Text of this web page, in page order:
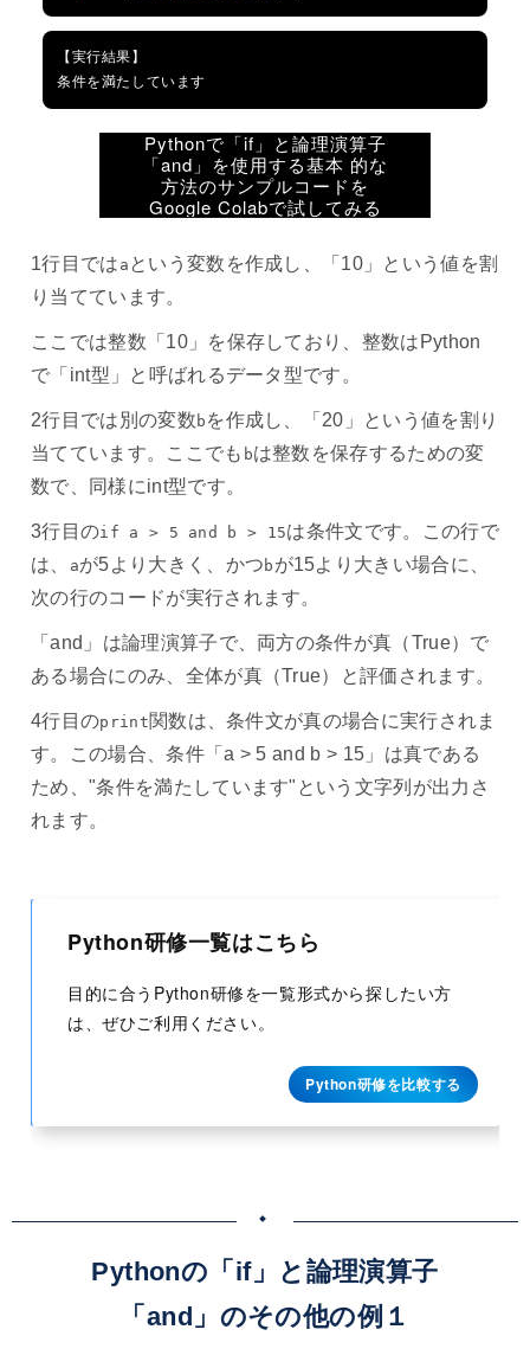
【実行結果】
条件を満たしています
Pythonで「if」と論理演算子
「and」を使用する基本 的な
方法のサンプルコードを
Google Colabで試してみる
1行目では a という変数を作成し、「10」という値を割
り当てています。
ここでは整数「10」を保存しており、整数はPython
で「int型」と呼ばれるデータ型です。
2行目では別の変数 b を作成し、「20」という値を割り
当てています。ここでも bは整数を保存するための変
数で、同様にint型です。
3行目のif a > 5 and b > 15は条件文です。この行で
は、
aが5より大きく、かつ b が15より大きい場合に、
次の行のコードが実行されます。
「and」は論理演算子で、両方の条件が真（True）で
ある場合にのみ、全体が真（True）と評価されます。
4行目のprint関数は、条件文が真の場合に実行されま
す。この場合、条件「a > 5 and b > 15」は真である
ため、"条件を満たしています"という文字列が出力さ
れます。
Python研修一覧はこちら
目的に合うPython研修を一覧形式から探したい方
は、ぜひご利用ください。
Python研修を比較する
Pythonの「if」と論理演算子
「and」のその他の例１